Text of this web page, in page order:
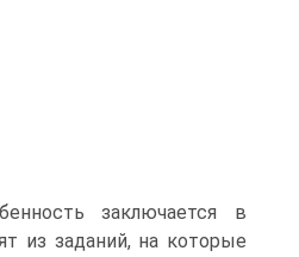
заключается в
из заданий, на которые